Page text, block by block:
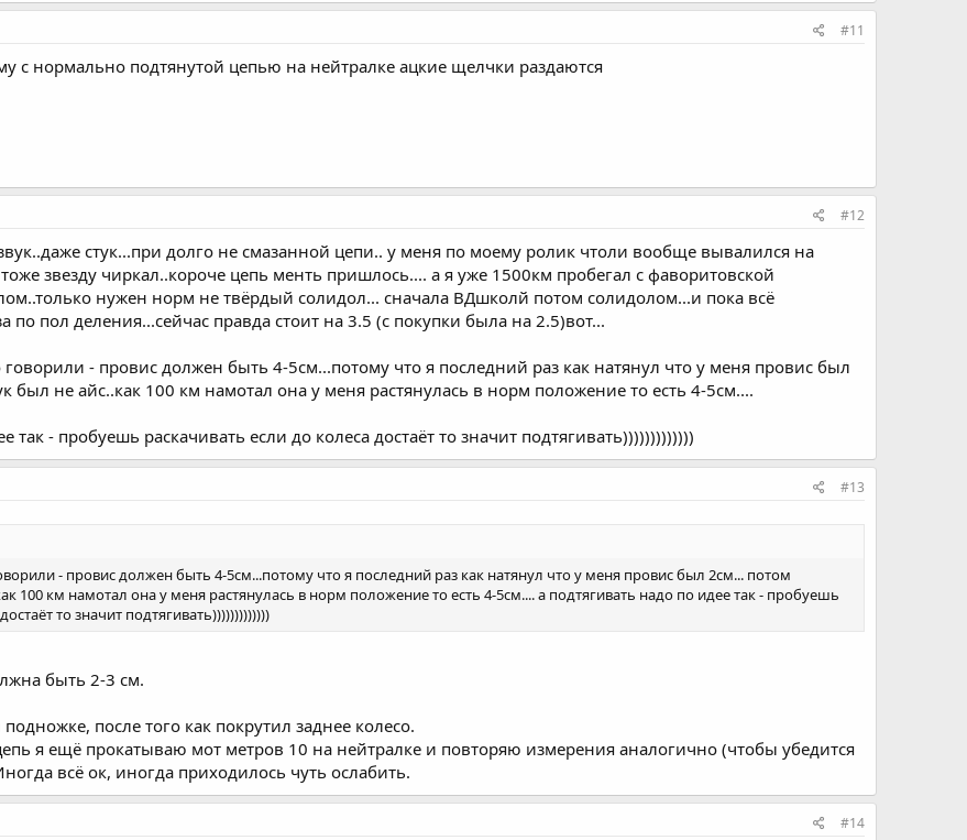
#11
с нормально подтянутой цепью на нейтралке ацкие щелчки раздаются
#12
стук...при долго не смазанной цепи.. у меня по моему ролик чтоли вообще вывалился на
звезду чиркал..короче цепь менть пришлось.... а я уже 1500км пробегал с фаворитовской
нужен норм не твёрдый солидол... сначала ВДшколй потом солидолом...и пока всё
по пол деления...сейчас правда стоит на 3.5 (с покупки была на 2.5)вот...
говорили - провис должен быть 4-5см...потому что я последний раз как натянул что у меня провис был
был не айс..как 100 км намотал она у меня растянулась в норм положение то есть 4-5см....
так - пробуешь раскачивать если до колеса достаёт то значит подтягивать)))))))))))))
#13
- провис должен быть 4-5см...потому что я последний раз как натянул что у меня провис был 2см... потом
100 км намотал она у меня растянулась в норм положение то есть 4-5см.... а подтягивать надо по идее так - пробуешь
то значит подтягивать)))))))))))))
быть 2-3 см.
после того как покрутил заднее колесо.
я ещё прокатываю мот метров 10 на нейтралке и повторяю измерения аналогично (чтобы убедится
всё ок, иногда приходилось чуть ослабить.
#14